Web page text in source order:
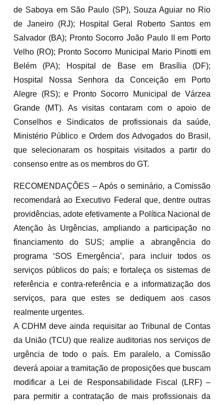
de Saboya em São Paulo (SP), Souza Aguiar no Rio
de Janeiro (RJ); Hospital Geral Roberto Santos em
Salvador (BA); Pronto Socorro João Paulo II em Porto
Velho (RO); Pronto Socorro Municipal Mario Pinotti em
Belém (PA); Hospital de Base em Brasília (DF);
Hospital Nossa Senhora da Conceição em Porto
Alegre (RS); e Pronto Socorro Municipal de Várzea
Grande (MT). As visitas contaram com o apoio de
Conselhos e Sindicatos de profissionais da saúde,
Ministério Público e Ordem dos Advogados do Brasil,
que selecionaram os hospitais visitados a partir do
consenso entre as os membros do GT.
RECOMENDAÇÕES – Após o seminário, a Comissão
recomendará ao Executivo Federal que, dentre outras
providências, adote efetivamente a Política Nacional de
Atenção às Urgências, ampliando a participação no
financiamento do SUS; amplie a abrangência do
programa ‘SOS Emergência’, para incluir todos os
serviços públicos do país; e fortaleça os sistemas de
referência e contra-referência e a informatização dos
serviços, para que estes se dediquem aos casos
realmente urgentes.
A CDHM deve ainda requisitar ao Tribunal de Contas
da União (TCU) que realize auditorias nos serviços de
urgência de todo o país. Em paralelo, a Comissão
deverá apoiar a tramitação de proposições que buscam
modificar a Lei de Responsabilidade Fiscal (LRF) –
para permitir a contratação de mais profissionais da